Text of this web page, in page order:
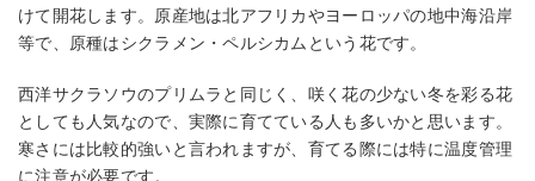
けて開花します。原産地は北アフリカやヨーロッパの地中海沿岸
等で、原種はシクラメン・ペルシカムという花です。
西洋サクラソウのプリムラと同じく、咲く花の少ない冬を彩る花
としても人気なので、実際に育てている人も多いかと思います。
寒さには比較的強いと言われますが、育てる際には特に温度管理
に注意が必要です。